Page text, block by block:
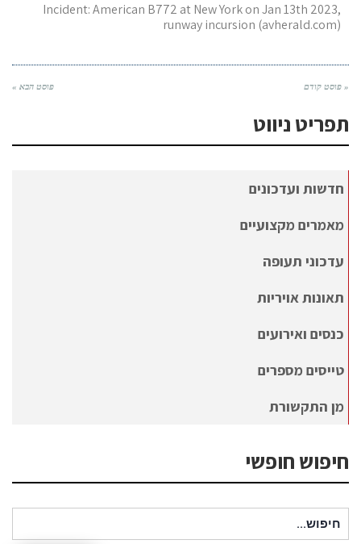
Incident: American B772 at New York on Jan 13th 2023,
runway incursion (avherald.com)
« פוסט קודם פוסט הבא »
תפריט ניווט
חדשות ועדכונים
מאמרים מקצועיים
עדכוני תעופה
תאונות אויריות
כנסים ואירועים
טייסים מספרים
מן התקשורת
חיפוש חופשי